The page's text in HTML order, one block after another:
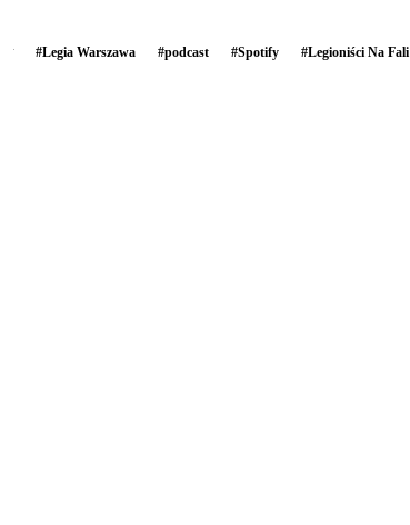
#Legia Warszawa #podcast #Spotify #Legioniści Na Fali